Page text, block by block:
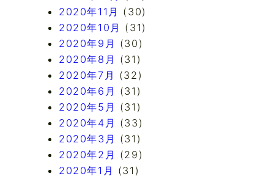
2020年11月 (30)
2020年10月 (31)
2020年9月 (30)
2020年8月 (31)
2020年7月 (32)
2020年6月 (31)
2020年5月 (31)
2020年4月 (33)
2020年3月 (31)
2020年2月 (29)
2020年1月 (31)